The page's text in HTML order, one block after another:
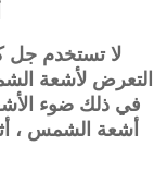
لا تستخدم جل
التعرض لأشعة
في ذلك ضوء
أشعة الشمس ،